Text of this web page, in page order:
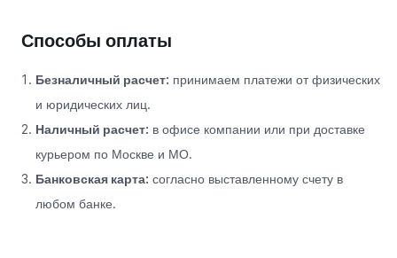
Способы оплаты
Безналичный расчет: принимаем платежи от физических
и юридических лиц.
Наличный расчет: в офисе компании или при доставке
курьером по Москве и МО.
Банковская карта: согласно выставленному счету в
любом банке.